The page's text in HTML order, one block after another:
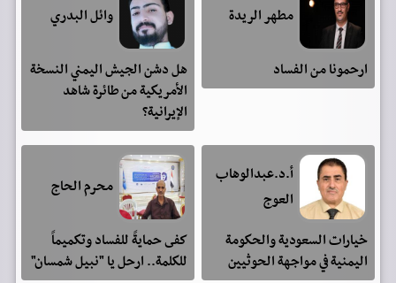
مطهر الريدة
ارحمونا من الفساد
وائل البدري
هل دشن الجيش اليمني النسخة
الأمريكية من طائرة شاهد
الإيرانية؟
أ.د.عبدالوهاب
العوج
خيارات السعودية والحكومة
اليمنية في مواجهة الحوثيين
محرم الحاج
كفى حمايةً للفساد وتكميماً
للكلمة.. ارحل يا "نبيل شمسان"